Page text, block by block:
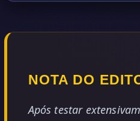
NOTA DO
Após testar